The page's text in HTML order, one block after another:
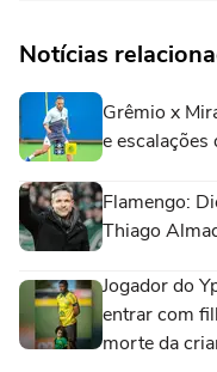
Notícias
Grêmio x
e escalações
Flamengo:
Thiago
Jogador do
entrar com
morte da